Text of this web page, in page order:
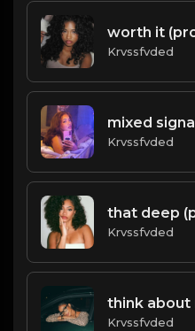
Krvssfvded
Krvssfvded
Krvssfvded
Krvssfvded